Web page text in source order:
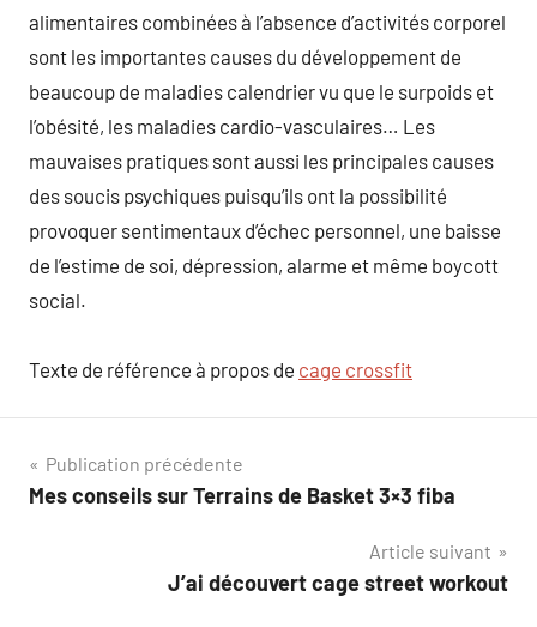
alimentaires combinées à l’absence d’activités corporel
sont les importantes causes du développement de
beaucoup de maladies calendrier vu que le surpoids et
l’obésité, les maladies cardio-vasculaires… Les
mauvaises pratiques sont aussi les principales causes
des soucis psychiques puisqu’ils ont la possibilité
provoquer sentimentaux d’échec personnel, une baisse
de l’estime de soi, dépression, alarme et même boycott
social.
Texte de référence à propos de cage crossfit
Navigation
de
Publication précédente
Mes conseils sur Terrains de Basket 3×3 fiba
Article suivant
J’ai découvert cage street workout